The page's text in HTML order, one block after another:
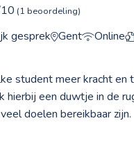
(1 beoordeling)
gesprek Gent Online
student meer kracht
hierbij een duwtje in de
doelen bereikbaar zijn.